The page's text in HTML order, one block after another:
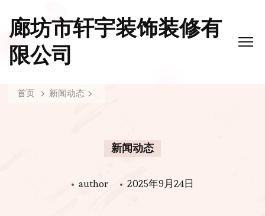
廊坊市轩宇装饰装修有
限公司
首页 新闻动态
新闻动态
author 2025年9月24日